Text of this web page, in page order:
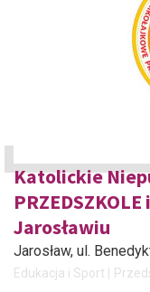
Katolickie
Jarosławiu
Jarosław, ul.
Edukacja i Sport